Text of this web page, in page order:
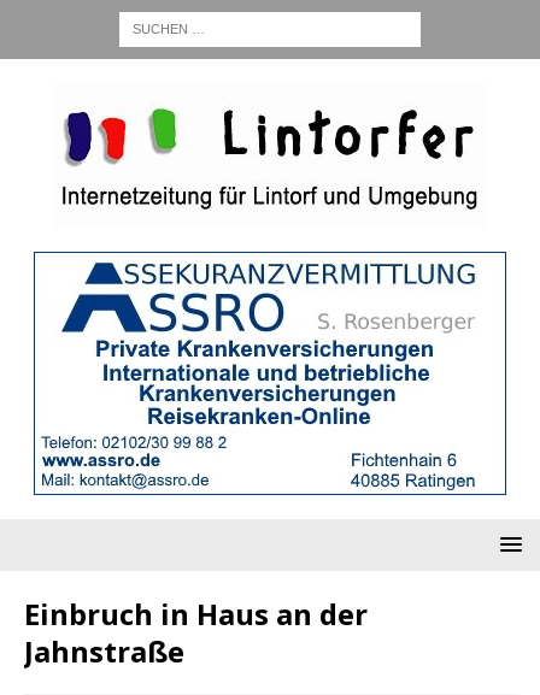
Einbruch in Haus an der
Jahnstraße